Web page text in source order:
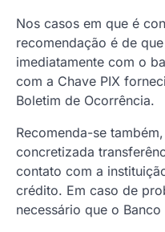
Nos casos em que é
recomendação é de
imediatamente com o
com a Chave PIX
Boletim de Ocorrência.
Recomenda-se
concretizada
contato com a
crédito. Em caso de
necessário que o